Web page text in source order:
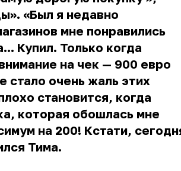
«Был я недавно
мне понравились
Купил. Только когда
на чек — 900 евро
стало очень жаль этих
становится, когда
которая обошлась мне
на 200! Кстати,
Тима.